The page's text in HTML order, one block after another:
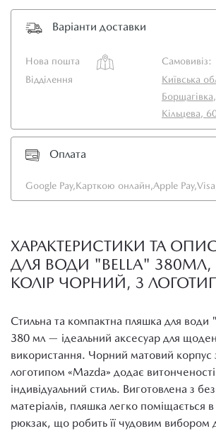
Варіанти доставки
Нова пошта
Самовивіз:
Відділення
Київська
Кільцева,
Оплата
Google Pay,Карткою онлайн,Apple Pay,
ХАРАКТЕРИСТИКИ ТА
ДЛЯ ВОДИ "BELLA" 380МЛ,
КОЛІР ЧОРНИЙ, З
Стильна та компактна пляшка для
380 мл — ідеальний аксесуар для
використання. Чорний матовий корпус
логотипом «Mazda» додає
індивідуальний стиль. Виготовлена з
матеріалів, пляшка легко поміщається
рюкзак, що робить її чудовим вибором